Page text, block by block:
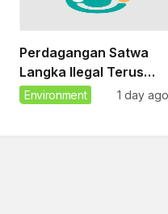
Perdagangan Satwa
Langka Ilegal Terus
Marak di Sumatera
Environment 1 day ago